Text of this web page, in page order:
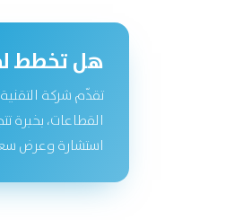
هل تخطط
تقدّم شركة
استشارة وعرض